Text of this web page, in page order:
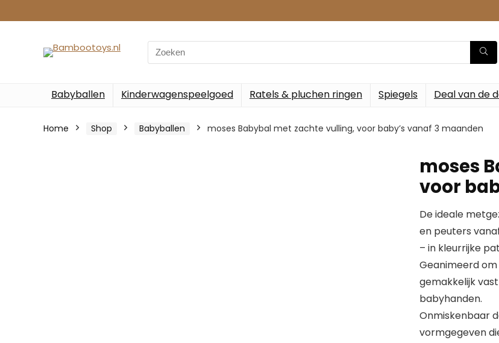
Search
for:
Babyballen Kinderwagenspeelgoed Ratels & pluchen ringen Spiegels Deal van de
Home Shop Babyballen moses Babybal met zachte vulling, voor baby’s vanaf 3 maanden
moses
voor
De ideale
en peuters
– in kleurrijke
Geanimeerd
gemakkelijk
babyhanden.
Onmiskenbaar
vormgegeven